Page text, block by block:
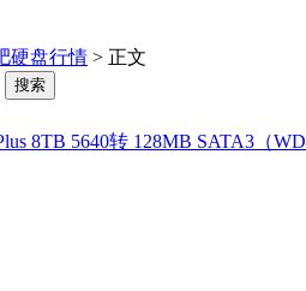
硬盘行情 > 正文
8TB 5640转 128MB SATA3（